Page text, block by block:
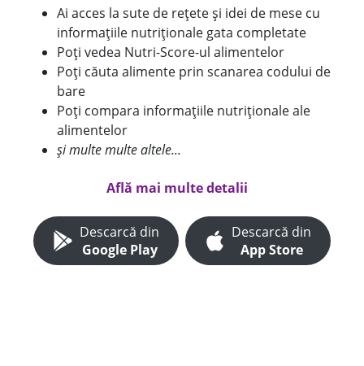
Ai acces la sute de rețete și idei de mese cu
informațiile nutriționale gata completate
Poți vedea Nutri-Score-ul alimentelor
Poți căuta alimente prin scanarea codului de
bare
Poți compara informațiile nutriționale ale
alimentelor
și multe multe altele...
Află mai multe detalii
Descarcă din
Google Play
Descarcă din
App Store